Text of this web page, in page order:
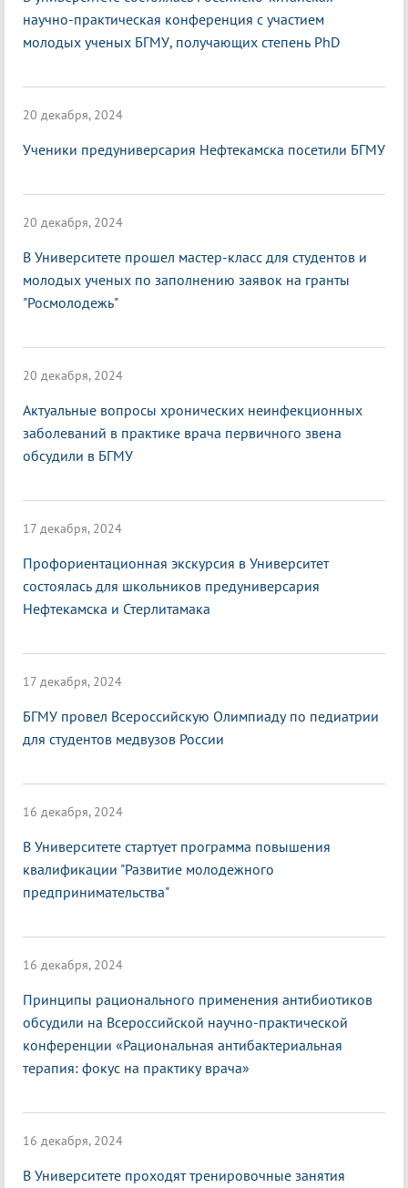
научно-практическая конференция с участием
молодых ученых БГМУ, получающих степень PhD
20 декабря, 2024
Ученики предуниверсария Нефтекамска посетили БГМУ
20 декабря, 2024
В Университете прошел мастер-класс для студентов и
молодых ученых по заполнению заявок на гранты
"Росмолодежь"
20 декабря, 2024
Актуальные вопросы хронических неинфекционных
заболеваний в практике врача первичного звена
обсудили в БГМУ
17 декабря, 2024
Профориентационная экскурсия в Университет
состоялась для школьников предуниверсария
Нефтекамска и Стерлитамака
17 декабря, 2024
БГМУ провел Всероссийскую Олимпиаду по педиатрии
для студентов медвузов России
16 декабря, 2024
В Университете стартует программа повышения
квалификации "Развитие молодежного
предпринимательства"
16 декабря, 2024
Принципы рационального применения антибиотиков
обсудили на Всероссийской научно-практической
конференции «Рациональная антибактериальная
терапия: фокус на практику врача»
16 декабря, 2024
В Университете проходят тренировочные занятия